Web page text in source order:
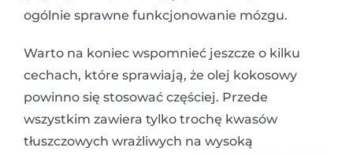
ogólnie sprawne funkcjonowanie mózgu.
Warto na koniec wspomnieć jeszcze o kilku
cechach, które sprawiają, że olej kokosowy
powinno się stosować częściej. Przede
wszystkim zawiera tylko trochę kwasów
tłuszczowych wrażliwych na wysoką